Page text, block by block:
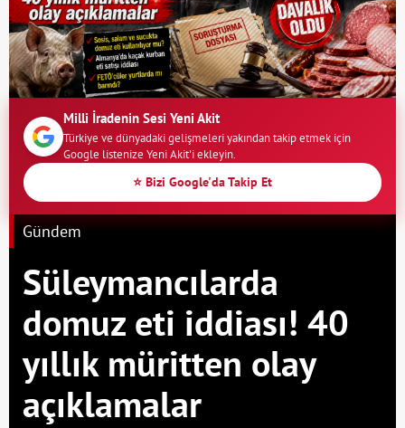
Milli İradenin Sesi Yeni Akit
Türkiye ve dünyadaki gelişmeleri yakından takip etmek için
Google listenize Yeni Akit'i ekleyin.
⭐ Bizi Google'da Takip Et
Gündem
Süleymancılarda
domuz eti iddiası! 40
yıllık müritten olay
açıklamalar